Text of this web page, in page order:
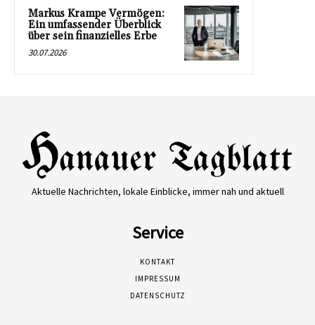
Markus Krampe Vermögen:
Ein umfassender Überblick
über sein finanzielles Erbe
30.07.2026
Aktuelle Nachrichten, lokale Einblicke, immer nah und aktuell
Service
KONTAKT
IMPRESSUM
DATENSCHUTZ